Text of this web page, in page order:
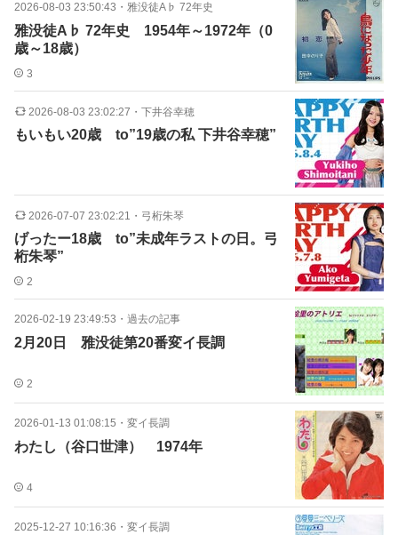
2026-08-03 23:50:43 ・ 雅没徒A♭ 72年史
雅没徒A♭ 72年史 1954年～1972年（0
歳～18歳）
3
2026-08-03 23:02:27 ・ 下井谷幸穂
もいもい20歳 to”19歳の私 下井谷幸穂”
2026-07-07 23:02:21 ・ 弓桁朱琴
げったー18歳 to”未成年ラストの日。弓
桁朱琴”
2
2026-02-19 23:49:53 ・ 過去の記事
2月20日 雅没徒第20番変イ長調
2
2026-01-13 01:08:15 ・ 変イ長調
わたし（谷口世津） 1974年
4
2025-12-27 10:16:36 ・ 変イ長調